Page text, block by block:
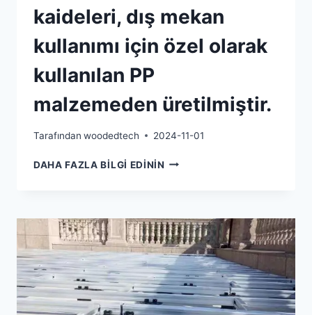
kaideleri, dış mekan
kullanımı için özel olarak
kullanılan PP
malzemeden üretilmiştir.
Tarafından woodedtech 2024-11-01
DAHA FAZLA BILGI EDININ ZEMIN
DIŞ
MEKAN
KULLANIMI
IÇIN
ÖZEL
OLARAK
KULLANILAN